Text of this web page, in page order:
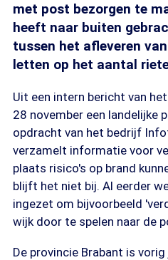
met post bezorgen te
heeft naar buiten
tussen het afleveren
letten op het aantal
Uit een intern bericht van
28 november een landelijke
opdracht van het bedrijf
verzamelt informatie voor
plaats risico's op brand
blijft het niet bij. Al eerder
ingezet om bijvoorbeeld
wijk door te spelen naar de
De provincie Brabant is